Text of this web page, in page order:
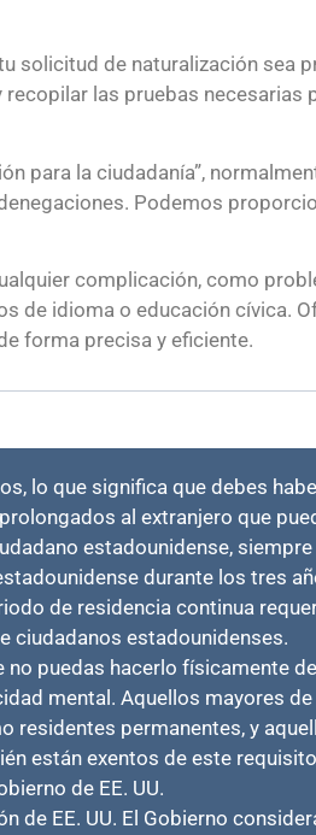
solicitud de naturalización sea
recopilar las pruebas necesarias
para la ciudadanía”,
Podemos
complicación, como
de idioma o educación cívica.
forma precisa y eficiente.
lo que significa que debes
al extranjero que
estadounidense,
durante los tres
de residencia continua
ciudadanos estadounidenses.
puedas hacerlo físicamente
mental. Aquellos mayores
permanentes, y
están exentos de este
de EE. UU.
EE. UU. El Gobierno